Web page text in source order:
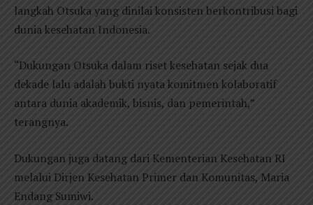
langkah Otsuka yang dinilai konsisten berkontribusi bagi
dunia kesehatan Indonesia.
“Dukungan Otsuka dalam riset kesehatan sejak dua
dekade lalu adalah bukti nyata komitmen kolaboratif
antara dunia akademik, bisnis, dan pemerintah,”
terangnya.
Dukungan juga datang dari Kementerian Kesehatan RI
melalui Dirjen Kesehatan Primer dan Komunitas, Maria
Endang Sumiwi.